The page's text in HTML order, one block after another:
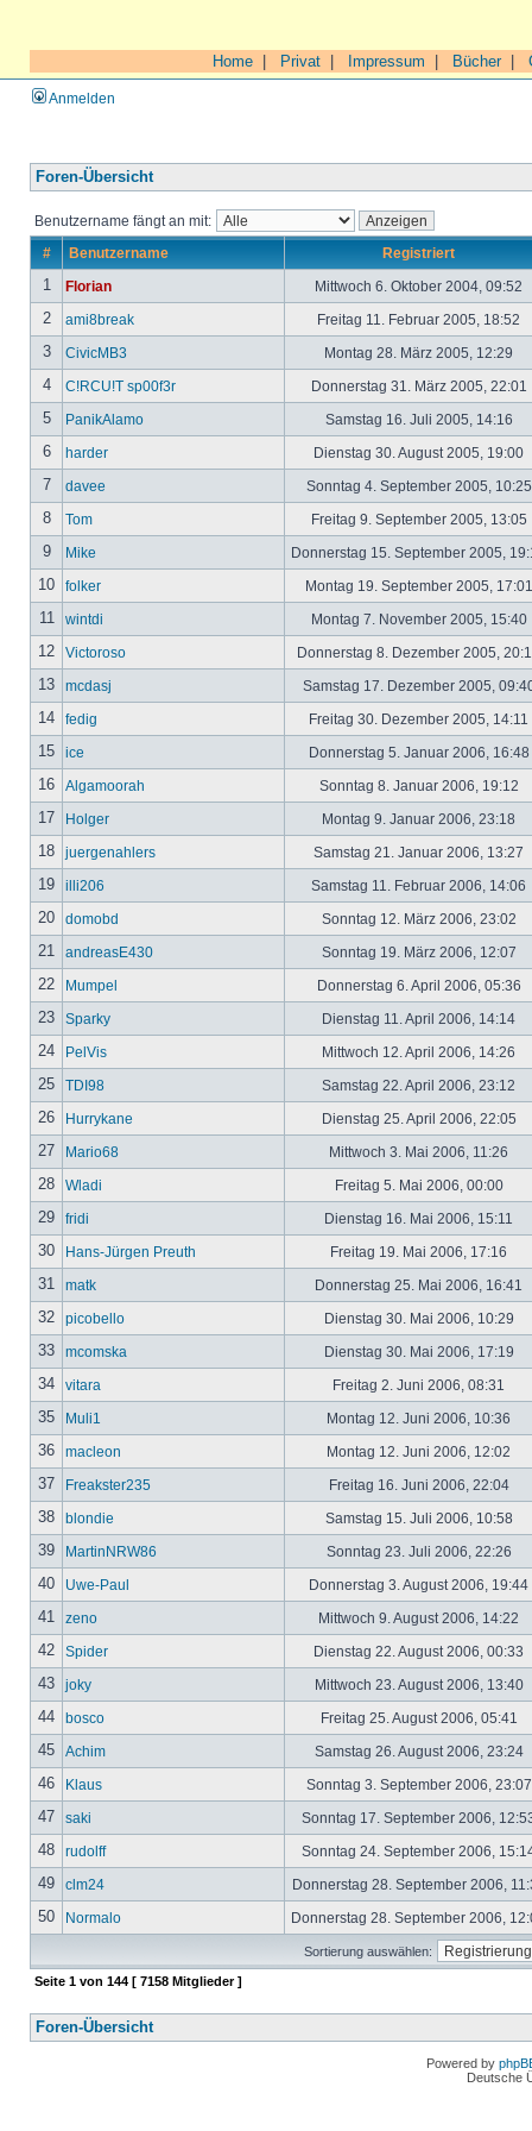
Home Privat Impressum Bücher|
Anmelden
Foren-Übersicht
Benutzername fängt an mit:
# Benutzername Registriert
1 Florian Mittwoch 6. Oktober 2004, 09:52
2 ami8break Freitag 11. Februar 2005, 18:52
3 CivicMB3 Montag 28. März 2005, 12:29
4 C!RCU!T sp00f3r Donnerstag 31. März 2005, 22:01
5 PanikAlamo Samstag 16. Juli 2005, 14:16
6 harder Dienstag 30. August 2005, 19:00
7 davee Sonntag 4. September 2005,
8 Tom Freitag 9. September 2005, 13:05
9 Mike Donnerstag 15. September 2005,
10 folker Montag 19. September 2005,
11 wintdi Montag 7. November 2005, 15:40
12 Victoroso Donnerstag 8. Dezember 2005,
13 mcdasj Samstag 17. Dezember 2005,
14 fedig Freitag 30. Dezember 2005, 14:11
15 ice Donnerstag 5. Januar 2006, 16:48
16 Algamoorah Sonntag 8. Januar 2006, 19:12
17 Holger Montag 9. Januar 2006, 23:18
18 juergenahlers Samstag 21. Januar 2006, 13:27
19 illi206 Samstag 11. Februar 2006, 14:06
20 domobd Sonntag 12. März 2006, 23:02
21 andreasE430 Sonntag 19. März 2006, 12:07
22 Mumpel Donnerstag 6. April 2006, 05:36
23 Sparky Dienstag 11. April 2006, 14:14
24 PelVis Mittwoch 12. April 2006, 14:26
25 TDI98 Samstag 22. April 2006, 23:12
26 Hurrykane Dienstag 25. April 2006, 22:05
27 Mario68 Mittwoch 3. Mai 2006, 11:26
28 Wladi Freitag 5. Mai 2006, 00:00
29 fridi Dienstag 16. Mai 2006, 15:11
30 Hans-Jürgen Preuth Freitag 19. Mai 2006, 17:16
31 matk Donnerstag 25. Mai 2006, 16:41
32 picobello Dienstag 30. Mai 2006, 10:29
33 mcomska Dienstag 30. Mai 2006, 17:19
34 vitara Freitag 2. Juni 2006, 08:31
35 Muli1 Montag 12. Juni 2006, 10:36
36 macleon Montag 12. Juni 2006, 12:02
37 Freakster235 Freitag 16. Juni 2006, 22:04
38 blondie Samstag 15. Juli 2006, 10:58
39 MartinNRW86 Sonntag 23. Juli 2006, 22:26
40 Uwe-Paul Donnerstag 3. August 2006, 19:44
41 zeno Mittwoch 9. August 2006, 14:22
42 Spider Dienstag 22. August 2006, 00:33
43 joky Mittwoch 23. August 2006, 13:40
44 bosco Freitag 25. August 2006, 05:41
45 Achim Samstag 26. August 2006, 23:24
46 Klaus Sonntag 3. September 2006,
47 saki Sonntag 17. September 2006,
48 rudolff Sonntag 24. September 2006,
49 clm24 Donnerstag 28. September 2006,
50 Normalo Donnerstag 28. September 2006,
Sortierung auswählen:
Seite 1 von 144 [ 7158 Mitglieder ]
Foren-Übersicht
Powered by
Deutsche